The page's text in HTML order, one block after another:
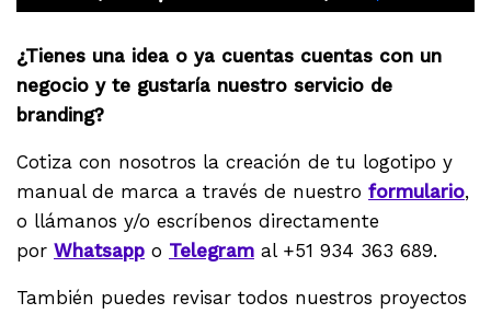
¿Tienes una idea o ya cuentas cuentas con un
negocio y te gustaría nuestro servicio de
branding?
Cotiza con nosotros la creación de tu logotipo y
manual de marca a través de nuestro formulario,
o llámanos y/o escríbenos directamente
por Whatsapp o Telegram al +51 934 363 689.
También puedes revisar todos nuestros proyectos